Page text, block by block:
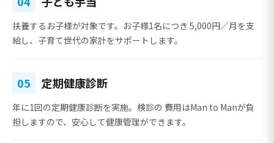
扶養するお子様が対象です。お子様1名につき 5,000円／月を支
給し、子育て世代の家計をサポートします。
05 定期健康診断
年に1回の定期健康診断を実施。検診の 費用はMan to Manが負
担 しますので、安心して健康管理ができます。